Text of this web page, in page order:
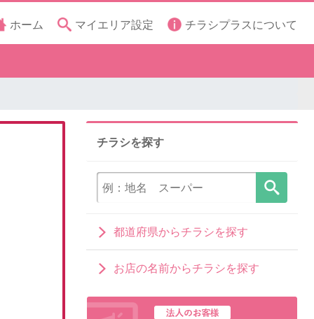
ホーム マイエリア設定 チラシプラスについて
チラシを探す
都道府県からチラシを探す
お店の名前からチラシを探す